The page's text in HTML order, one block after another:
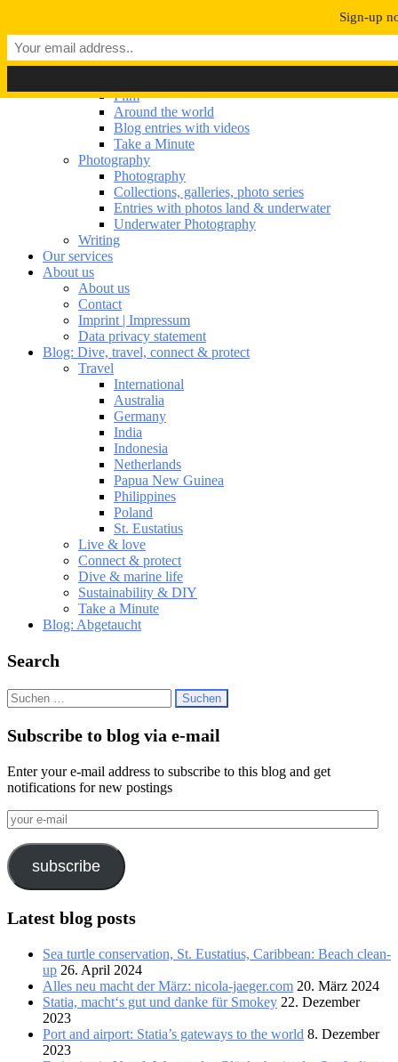
Our portfolio
Our portfolio
Film
Around the world
Blog entries with videos
Take a Minute
Photography
Photography
Collections, galleries, photo series
Entries with photos land & underwater
Underwater Photography
Writing
Our services
About us
About us
Contact
Imprint | Impressum
Data privacy statement
Blog: Dive, travel, connect & protect
Travel
International
Australia
Germany
India
Indonesia
Netherlands
Papua New Guinea
Philippines
Poland
St. Eustatius
Live & love
Connect & protect
Dive & marine life
Sustainability & DIY
Take a Minute
Blog: Abgetaucht
Search
Suchen
nach:
Subscribe to blog via e-mail
Enter your e-mail address to subscribe to this blog and get
notifications for new postings
your
e-
mail
subscribe
Latest blog posts
Sea turtle conservation, St. Eustatius, Caribbean: Beach clean-
up 26. April 2024
Alles neu macht der März: nicola-jaeger.com 20. März 2024
Statia, macht‘s gut und danke für Smokey 22. Dezember
2023
Port and airport: Statia’s gateways to the world 8. Dezember
2023
Sign-up